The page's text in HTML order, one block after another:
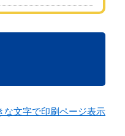
な文字で印刷ページ表示